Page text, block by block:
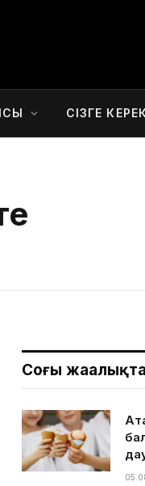
СІЗГЕ КЕРЕК
Соңғы